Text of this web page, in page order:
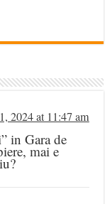
2024 at 11:47 am
in Gara de
mai e